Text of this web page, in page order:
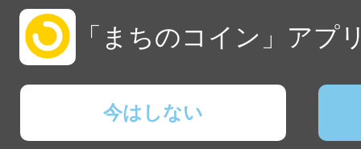
「まちのコイン」アプ
今はしない